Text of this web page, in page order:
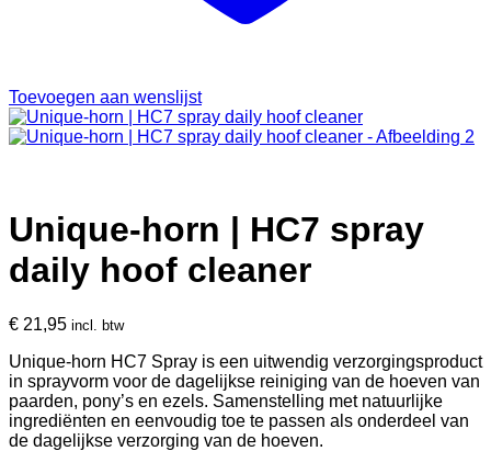
Toevoegen aan wenslijst
Unique-horn | HC7 spray
daily hoof cleaner
€ 21,95 incl. btw
Unique-horn HC7 Spray is een uitwendig verzorgingsproduct
in sprayvorm voor de dagelijkse reiniging van de hoeven van
paarden, pony’s en ezels. Samenstelling met natuurlijke
ingrediënten en eenvoudig toe te passen als onderdeel van
de dagelijkse verzorging van de hoeven.